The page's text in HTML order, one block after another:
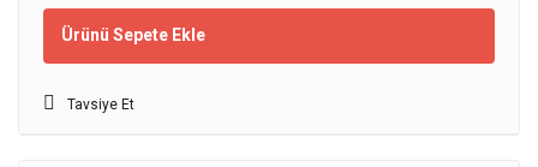
Ürünü Sepete Ekle
Tavsiye Et